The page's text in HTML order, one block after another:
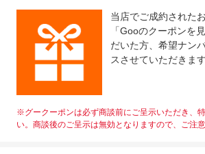
法定整備
について
■ご成約後に点検・整備を実施し交
いたします！■ご購入後、安心して
家資格整備士により、丁寧に点検
当店でご成約された
「Gooのクーポンを
だいた方、希望ナン
スさせていただきます
※グークーポンは必ず商談前にご呈示いただき、
い。商談後のご呈示は無効となりますので、ご注意